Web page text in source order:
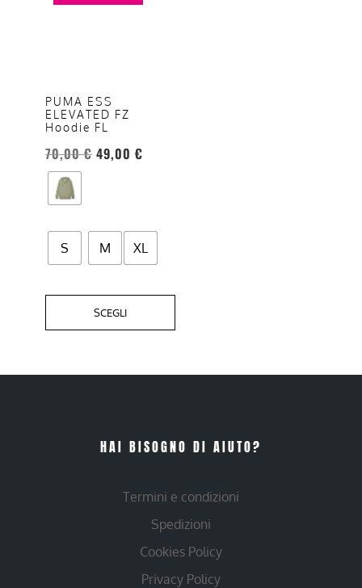
PUMA ESS
ELEVATED FZ
Hoodie FL
70,00€ 49,00 €
S M XL
SCEGLI
opzioni
possono
essere
scelte
nella
pagina
prodotto
HAI BISOGNO DI AIUTO?
Termini e condizioni
Spedizioni
Cookies Policy
Privacy Policy